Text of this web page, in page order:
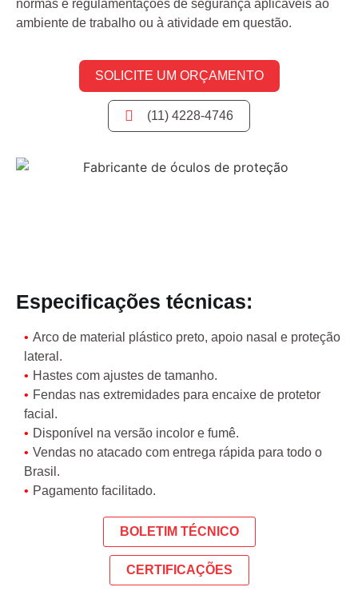
normas e regulamentações de segurança aplicáveis ao
ambiente de trabalho ou à atividade em questão.
SOLICITE UM ORÇAMENTO
(11) 4228-4746
Especificações técnicas:
Arco de material plástico preto, apoio nasal e proteção
lateral.
Hastes com ajustes de tamanho.
Fendas nas extremidades para encaixe de protetor
facial.
Disponível na versão incolor e fumê.
Vendas no atacado com entrega rápida para todo o
Brasil.
Pagamento facilitado.
BOLETIM TÉCNICO
CERTIFICAÇÕES